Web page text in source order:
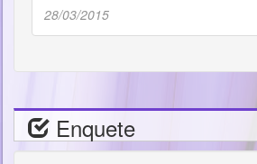
28/03/2015
Enquete